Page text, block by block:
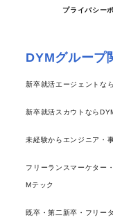
プライバシー
DYMグループ
新卒就活エージェントな
新卒就活スカウトなら
未経験からエンジニア・
フリーランスマーケター
Mテック
既卒・第二新卒・フリー